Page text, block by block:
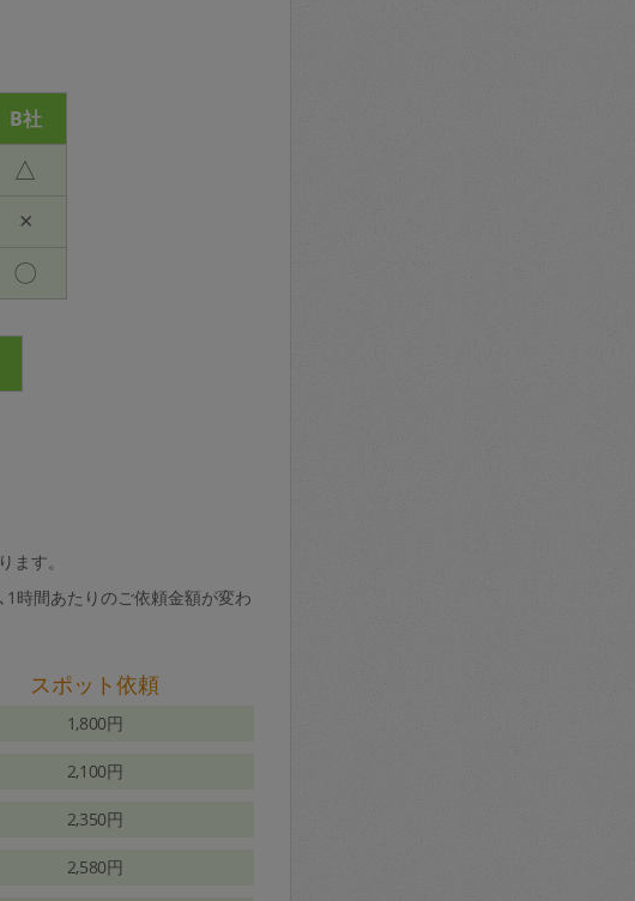
B社
△
×
〇
ます。
時間あたりのご依頼金額が変わ
スポット依頼
1,800円
2,100円
2,350円
2,580円